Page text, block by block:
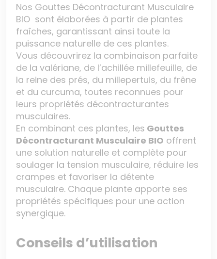
Nos Gouttes Décontracturant Musculaire
BIO sont élaborées à partir de plantes
fraîches, garantissant ainsi toute la
puissance naturelle de ces plantes.
Vous découvrirez la combinaison parfaite
de la valériane, de l’achillée millefeuille, de
la reine des prés, du millepertuis, du frêne
et du curcuma, toutes reconnues pour
leurs propriétés décontracturantes
musculaires.
En combinant ces plantes, les Gouttes
Décontracturant Musculaire BIO offrent
une solution naturelle et complète pour
soulager la tension musculaire, réduire les
crampes et favoriser la détente
musculaire. Chaque plante apporte ses
propriétés spécifiques pour une action
synergique.
Conseils d’utilisation